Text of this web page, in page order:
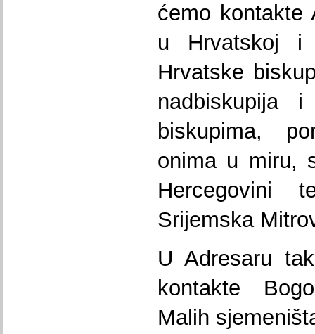
ćemo kontakte
u Hrvatskoj i
Hrvatske
nadbiskupija
biskupima,
onima u miru,
Hercegovini
Srijemska
U Adresaru
kontakte
Malih